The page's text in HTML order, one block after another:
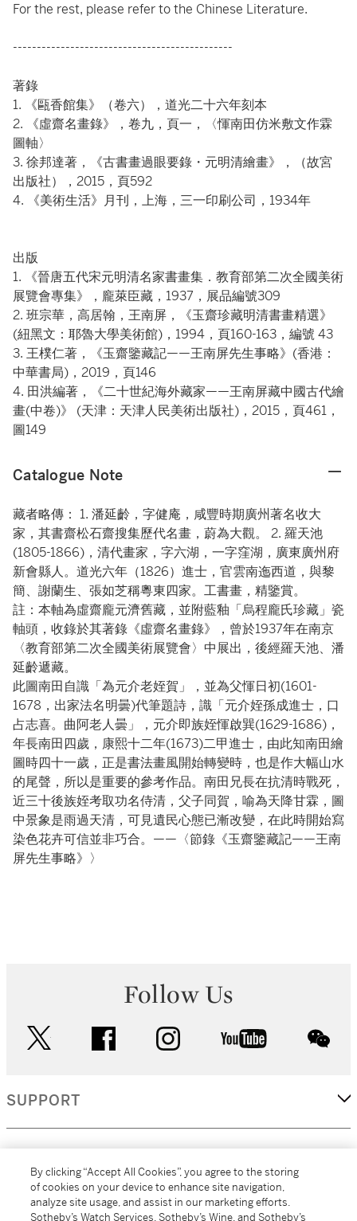
For the rest, please refer to the Chinese Literature.
----------------------------------------------
著錄
1. 《甌香館集》（卷六），道光二十六年刻本
2. 《虛齋名畫錄》，卷九，頁一，〈惲南田仿米敷文作霖
圖軸〉
3. 徐邦達著，《古書畫過眼要錄・元明清繪畫》，（故宮
出版社），2015，頁592
4. 《美術生活》月刊，上海，三一印刷公司，1934年
出版
1. 《晉唐五代宋元明清名家書畫集．教育部第二次全國美術
展覽會專集》，龐萊臣藏，1937，展品編號309
2. 班宗華，高居翰，王南屏，《玉齋珍藏明清書畫精選》
(紐黑文：耶魯大學美術館)，1994，頁160-163，編號 43
3. 王樸仁著，《玉齋鑒藏記——王南屏先生事略》(香港：
中華書局)，2019，頁146
4. 田洪編著，《二十世紀海外藏家——王南屏藏中國古代繪
畫(中卷)》 (天津：天津人民美術出版社)，2015，頁461，
圖149
Catalogue Note
藏者略傳： 1. 潘延齡，字健庵，咸豐時期廣州著名收大
家，其書齋松石齋搜集歷代名畫，蔚為大觀。 2. 羅天池
(1805-1866)，清代畫家，字六湖，一字窪湖，廣東廣州府
新會縣人。道光六年（1826）進士，官雲南迤西道，與黎
簡、謝蘭生、張如芝稱粵東四家。工書畫，精鑒賞。
註：本軸為虛齋龐元濟舊藏，並附藍釉「烏程龐氏珍藏」瓷
軸頭，收錄於其著錄《虛齋名畫錄》，曾於1937年在南京
〈教育部第二次全國美術展覽會〉中展出，後經羅天池、潘
延齡遞藏。
此圖南田自識「為元介老姪賀」，並為父惲日初(1601-
1678，出家法名明曇)代筆題詩，識「元介姪孫成進士，口
占志喜。曲阿老人曇」，元介即族姪惲啟巽(1629-1686)，
年長南田四歲，康熙十二年(1673)二甲進士，由此知南田繪
圖時四十一歲，正是書法畫風開始轉變時，也是作大幅山水
的尾聲，所以是重要的參考作品。南田兄長在抗清時戰死，
近三十後族姪考取功名侍清，父子同賀，喻為天降甘霖，圖
中景象是雨過天清，可見遺民心態已漸改變，在此時開始寫
染色花卉可信並非巧合。——〈節錄《玉齋鑒藏記——王南
屏先生事略》〉
Follow Us
facebook instagram youtube
SUPPORT
MORE...
By clicking “Accept All Cookies”, you agree to the storing
of cookies on your device to enhance site navigation,
analyze site usage, and assist in our marketing efforts.
Sotheby’s Watch Services, Sotheby’s Wine, and Sotheby’s